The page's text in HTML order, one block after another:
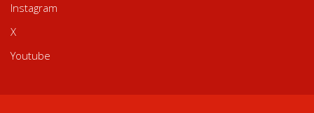
Instagram
X
Youtube